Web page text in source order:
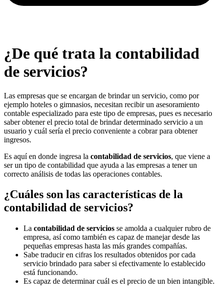
¿De qué trata la contabilidad
de servicios?
Las empresas que se encargan de brindar un servicio, como por
ejemplo hoteles o gimnasios, necesitan recibir un asesoramiento
contable especializado para este tipo de empresas, pues es necesario
saber obtener el precio total de brindar determinado servicio a un
usuario y cuál sería el precio conveniente a cobrar para obtener
ingresos.
Es aquí en donde ingresa la contabilidad de servicios, que viene a
ser un tipo de contabilidad que ayuda a las empresas a tener un
correcto análisis de todas las operaciones contables.
¿Cuáles son las características de la
contabilidad de servicios?
La contabilidad de servicios se amolda a cualquier rubro de
empresa, así como también es capaz de manejar desde las
pequeñas empresas hasta las más grandes compañías.
Sabe traducir en cifras los resultados obtenidos por cada
servicio brindado para saber si efectivamente lo establecido
está funcionando.
Es capaz de determinar cuál es el precio de un bien intangible.